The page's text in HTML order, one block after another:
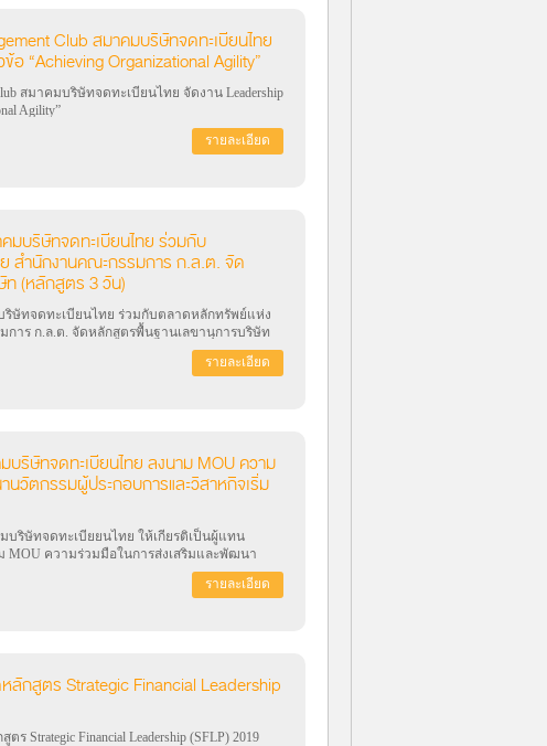
Club สมาคมบริษัทจดทะเบียนไทย
“Achieving Organizational Agility”
สมาคมบริษัทจดทะเบียนไทย จัดงาน Leadership
Agility”
รายละเอียด
มบริษัทจดทะเบียนไทย ร่วมกับ
สำนักงานคณะกรรมการ ก.ล.ต. จัด
ท (หลักสูตร 3 วัน)
ษัทจดทะเบียนไทย ร่วมกับตลาดหลักทรัพย์แห่ง
การ ก.ล.ต. จัดหลักสูตรพื้นฐานเลขานุการบริษัท
รายละเอียด
ริษัทจดทะเบียนไทย ลงนาม MOU ความ
วัตกรรมผู้ประกอบการและวิสาหกิจเริ่ม
ริษัทจดทะเบียยนไทย ให้เกียรติเป็นผู้แทน
MOU ความร่วมมือในการส่งเสริมและพัฒนา
รายละเอียด
ลักสูตร Strategic Financial Leadership
Strategic Financial Leadership (SFLP) 2019